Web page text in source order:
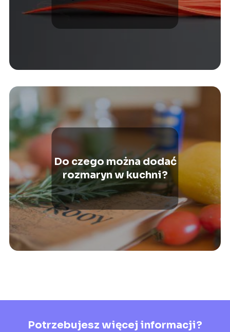
Do czego można dodać
rozmaryn w kuchni?
Potrzebujesz więcej informacji?